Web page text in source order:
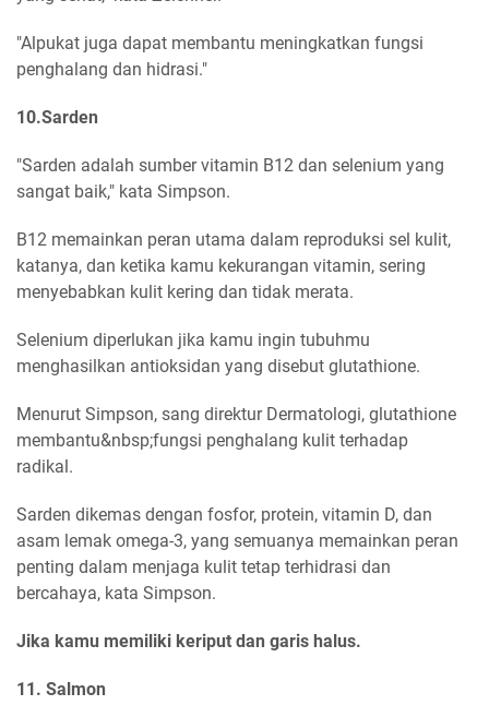
"Alpukat juga dapat membantu meningkatkan fungsi
penghalang dan hidrasi."
10.Sarden
"Sarden adalah sumber vitamin B12 dan selenium yang
sangat baik," kata Simpson.
B12 memainkan peran utama dalam reproduksi sel kulit,
katanya, dan ketika kamu kekurangan vitamin, sering
menyebabkan kulit kering dan tidak merata.
Selenium diperlukan jika kamu ingin tubuhmu
menghasilkan antioksidan yang disebut glutathione.
Menurut Simpson, sang direktur Dermatologi, glutathione
membantu&nbsp;fungsi penghalang kulit terhadap
radikal.
Sarden dikemas dengan fosfor, protein, vitamin D, dan
asam lemak omega-3, yang semuanya memainkan peran
penting dalam menjaga kulit tetap terhidrasi dan
bercahaya, kata Simpson.
Jika kamu memiliki keriput dan garis halus.
11. Salmon